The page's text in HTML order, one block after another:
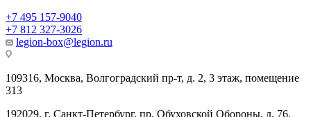
+7 495 157-9040
+7 812 327-3026
legion-box@legion.ru
109316, Москва, Волгоградский пр-т, д. 2, 3 этаж, помещение
313
192029, г. Санкт-Петербург, пр. Обуховской Обороны, д. 76,